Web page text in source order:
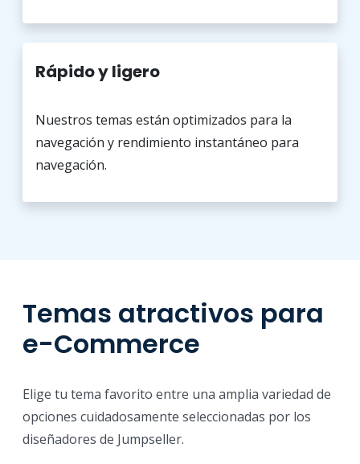
Rápido y ligero
Nuestros temas están optimizados para la
navegación y rendimiento instantáneo para
navegación.
Temas atractivos para
e-Commerce
Elige tu tema favorito entre una amplia variedad de
opciones cuidadosamente seleccionadas por los
diseñadores de Jumpseller.